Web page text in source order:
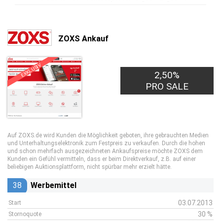
ZOXS Ankauf
EXKLUSIV
2,50%
PRO SALE
Auf ZOXS.de wird Kunden die Möglichkeit geboten, ihre gebrauchten Medien
und Unterhaltungselektronik zum Festpreis zu verkaufen. Durch die hohen
und schon mehrfach ausgezeichneten Ankaufspreise möchte ZOXS dem
Kunden ein Gefühl vermitteln, dass er beim Direktverkauf, z.B. auf einer
beliebigen Auktionsplattform, nicht spürbar mehr erzielt hätte.
38 Werbemittel
Start 03.07.2013
Stornoquote 30 %